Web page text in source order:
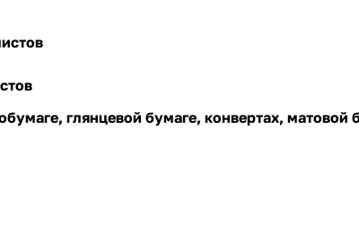
глянцевой бумаге, конвертах, матовой